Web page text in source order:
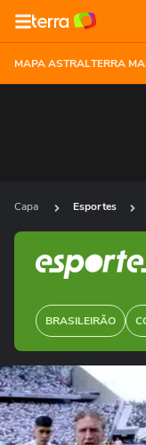
MAPA ASTRALTERRA
Capa Esportes
BRASILEIRÃO
Ops!
Não